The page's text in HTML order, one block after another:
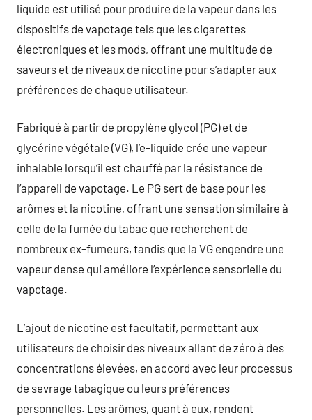
liquide est utilisé pour produire de la vapeur dans les
dispositifs de vapotage tels que les cigarettes
électroniques et les mods, offrant une multitude de
saveurs et de niveaux de nicotine pour s’adapter aux
préférences de chaque utilisateur.
Fabriqué à partir de propylène glycol (PG) et de
glycérine végétale (VG), l’e-liquide crée une vapeur
inhalable lorsqu’il est chauffé par la résistance de
l’appareil de vapotage. Le PG sert de base pour les
arômes et la nicotine, offrant une sensation similaire à
celle de la fumée du tabac que recherchent de
nombreux ex-fumeurs, tandis que la VG engendre une
vapeur dense qui améliore l’expérience sensorielle du
vapotage.
L’ajout de nicotine est facultatif, permettant aux
utilisateurs de choisir des niveaux allant de zéro à des
concentrations élevées, en accord avec leur processus
de sevrage tabagique ou leurs préférences
personnelles. Les arômes, quant à eux, rendent